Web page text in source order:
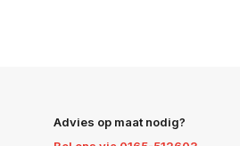
Advies op maat nodig?